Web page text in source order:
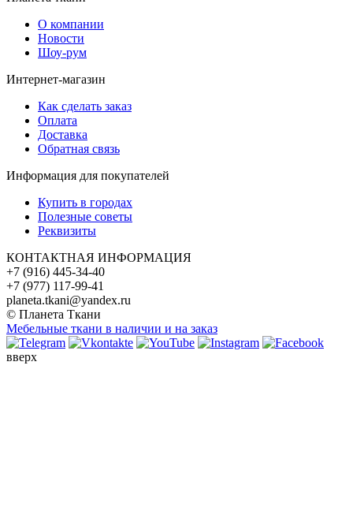
О компании
Новости
Шоу-рум
Интернет-магазин
Как сделать заказ
Оплата
Доставка
Обратная связь
Информация для покупателей
Купить в городах
Полезные советы
Реквизиты
КОНТАКТНАЯ ИНФОРМАЦИЯ
+7 (916) 445-34-40
+7 (977) 117-99-41
planeta.tkani@yandex.ru
© Планета Ткани
Мебельные ткани в наличии и на заказ
вверх